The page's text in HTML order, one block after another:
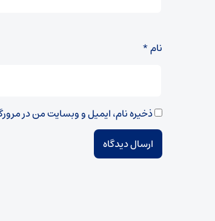
نام*
ذخیره نام، ایمیل و وبسایت من در